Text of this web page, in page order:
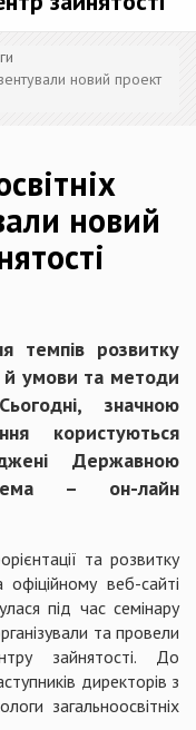
новий проект
новий
темпів розвитку
й умови та методи
значною
користуються
Державною
– он-лайн
та розвитку
офіційному веб-сайті
під час семінару
та провели
зайнятості. До
директорів з
загальноосвітніх